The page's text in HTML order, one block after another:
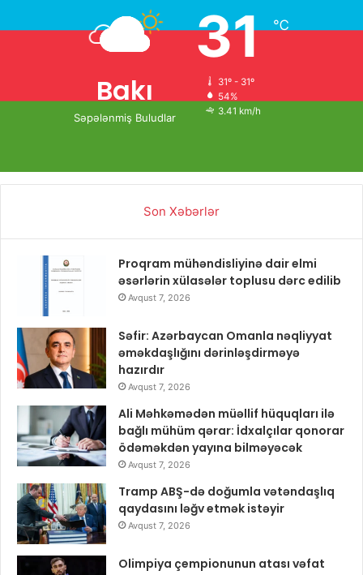
Bakı
Səpələnmiş Buludlar
31℃
31º - 31º
54%
3.41 km/h
Son Xəbərlər
Proqram mühəndisliyinə dair elmi
əsərlərin xülasələr toplusu dərc edilib
Avqust 7, 2026
Səfir: Azərbaycan Omanla nəqliyyat
əməkdaşlığını dərinləşdirməyə
hazırdır
Avqust 7, 2026
Ali Məhkəmədən müəllif hüquqları ilə
bağlı mühüm qərar: İdxalçılar qonorar
ödəməkdən yayına bilməyəcək
Avqust 7, 2026
Tramp ABŞ-də doğumla vətəndaşlıq
qaydasını ləğv etmək istəyir
Avqust 7, 2026
Olimpiya çempionunun atası vəfat